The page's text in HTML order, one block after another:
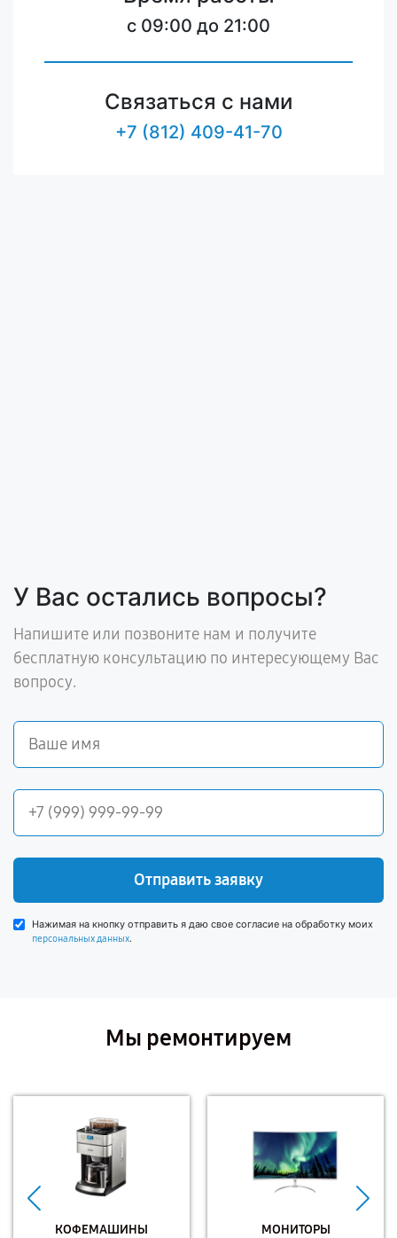
c 09:00 до 21:00
Связаться с нами
+7 (812) 409-41-70
У Вас остались вопросы?
Напишите или позвоните нам и получите
бесплатную консультацию по интересующему Вас
вопросу.
Отправить заявку
Нажимая на кнопку отправить я даю свое согласие на обработку моих
персональных данных.
Мы ремонтируем
КОФЕМАШИНЫ МОНИТОРЫ